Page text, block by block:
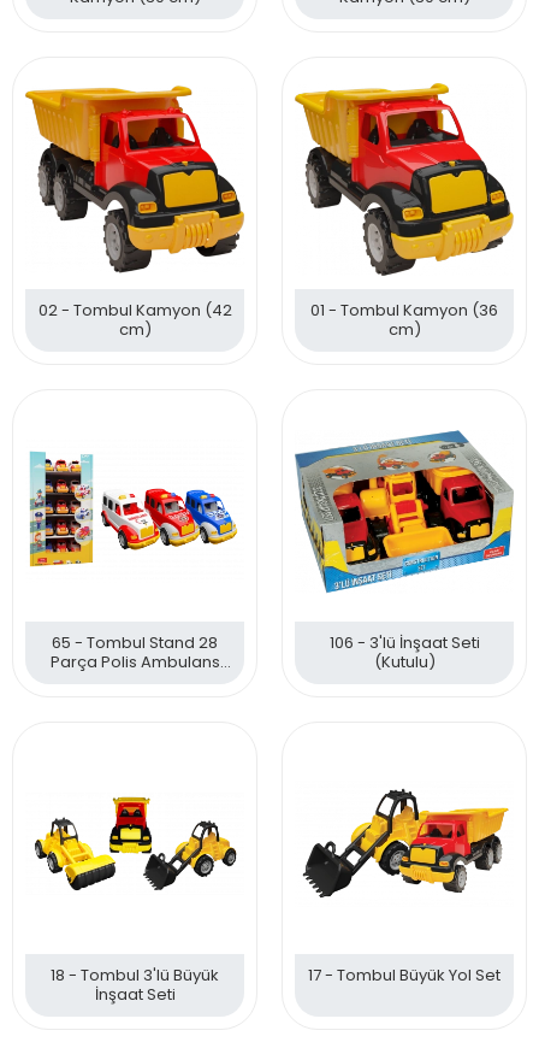
02 - Tombul Kamyon (42
cm)
01 - Tombul Kamyon (36
cm)
65 - Tombul Stand 28
Parça Polis Ambulans
106 - 3'lü İnşaat Seti
(Kutulu)
18 - Tombul 3'lü Büyük
İnşaat Seti
17 - Tombul Büyük Yol Set